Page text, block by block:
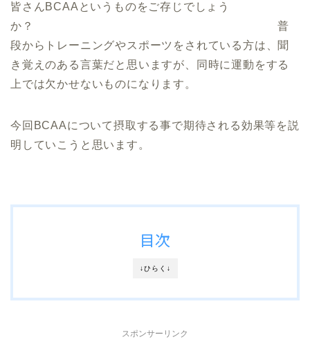
皆さんBCAAというものをご存じでしょう
か？ 普
段からトレーニングやスポーツをされている方は、聞
き覚えのある言葉だと思いますが、同時に運動をする
上では欠かせないものになります。
今回BCAAについて摂取する事で期待される効果等を説
明していこうと思います。
↓ひらく↓
目次
スポンサーリンク